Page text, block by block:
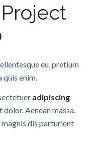
eu, pretium
quis enim.
adipiscing
Aenean massa.
dis parturient